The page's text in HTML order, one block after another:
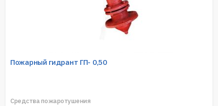
Пожарный гидрант ГП- 0,50
Средства пожаротушения